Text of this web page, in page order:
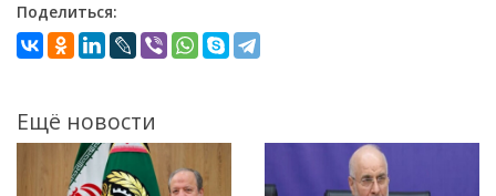
Поделиться:
Ещё новости